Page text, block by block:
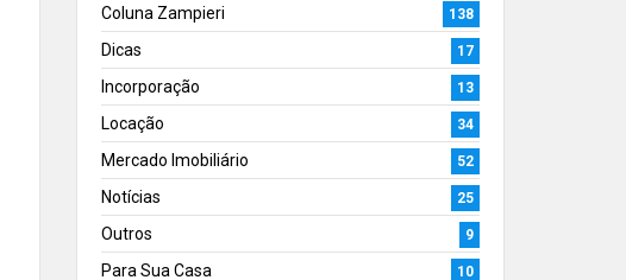
Coluna Zampieri
138
Dicas 17
Incorporação 13
Locação 34
Mercado Imobiliário 52
Notícias 25
Outros 9
Para Sua Casa 10